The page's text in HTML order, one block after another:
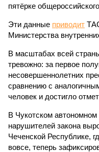
пятёрке
Эти данные приводит
Министерства
В масштабах всей
тревожно: за первое
несовершеннолетних
сравнению с
человек и достигло
В Чукотском автономном
нарушителей закона
Чеченской Республике,
вовсе, теперь